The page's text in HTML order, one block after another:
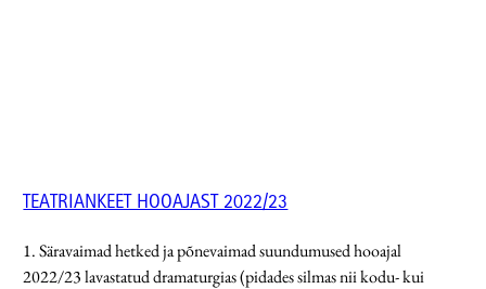
TEATRIANKEET HOOAJAST 2022/23
1. Säravaimad hetked ja põnevaimad suundumused hooajal
2022/23 lavastatud dramaturgias (pidades silmas nii kodu- kui